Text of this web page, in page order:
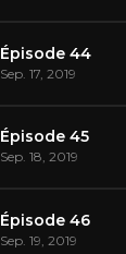
Épisode 44
Sep. 17, 2019
Épisode 45
Sep. 18, 2019
Épisode 46
Sep. 19, 2019